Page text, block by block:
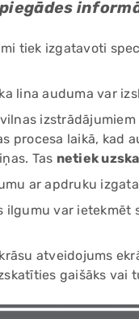
tiek izgatavoti
lina auduma var
procesa laikā, kad
Tas netiek
ar apdruku
ilgumu var ietekmēt
atveidojums
gaišāks vai